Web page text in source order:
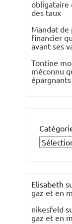
obligataire
des taux
Mandat
financier
avant ses
Tontine
méconnu
Elisabeth
gaz et en
nikesfeld
gaz et en